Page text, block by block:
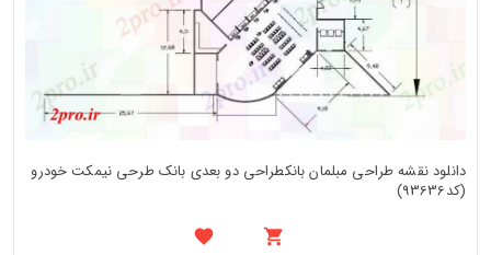
دانلود نقشه طراحی مبلمان بانکطراحی دو بعدی بانک طرحی نیمکت خودرو
(کد93636)